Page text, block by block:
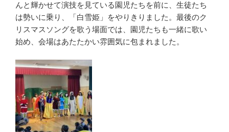
んと輝かせて演技を見ている園児たちを前に、生徒たち
は勢いに乗り、「白雪姫」をやりきりました。最後のク
リスマスソングを歌う場面では、園児たちも一緒に歌い
始め、会場はあたたかい雰囲気に包まれました。